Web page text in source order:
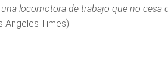
locomotora de trabajo que no cesa
Angeles Times)